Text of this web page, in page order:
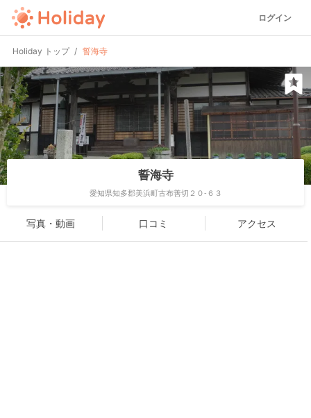
ログイン
Holiday トップ 誓海寺
誓海寺
愛知県知多郡美浜町古布善切２０-６３
写真・動画 口コミ アクセス